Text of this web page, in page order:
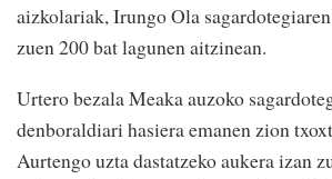
aizkolariak, Irungo Ola
zuen 200 bat lagunen aitzinean.
Urtero bezala Meaka auzoko
denboraldiari hasiera emanen zion
Aurtengo uzta dastatzeko aukera izan